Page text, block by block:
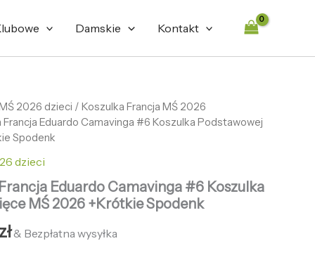
Damskie Kontakt
2026 dzieci / Koszulka Francja MŚ 2026
Francja Eduardo Camavinga #6 Koszulka Podstawowej
Spodenk
dzieci
Eduardo Camavinga #6 Koszulka
MŚ 2026 +Krótkie Spodenk
zł
Aktualna
cena
wynosi:
126,89 zł.
& Bezpłatna wysyłka